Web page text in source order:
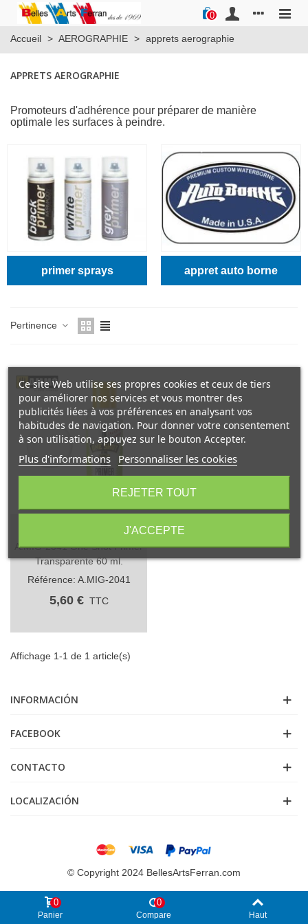
0
Accueil > AEROGRAPHIE > apprets aerographie
APPRETS AEROGRAPHIE
Promoteurs d'adhérence pour préparer de manière
optimale les surfaces à peindre.
primer sprays appret auto borne
Pertinence
Rupture de stockSold out
A.MIG-2041 One Shot Primer
Transparente 60 ml.
Référence: A.MIG-2041
5,60 € TTC
Affichage 1-1 de 1 article(s)
INFORMACIÓN
FACEBOOK
CONTACTO
LOCALIZACIÓN
Ce site Web utilise ses propres cookies et ceux de tiers
pour améliorer nos services et vous montrer des
publicités liées à vos préférences en analysant vos
habitudes de navigation. Pour donner votre consentement
à son utilisation, appuyez sur le bouton Accepter.
Plus d'informations Personnaliser les cookies
REJETER TOUT
J'ACCEPTE
© Copyright 2024 BellesArtsFerran.com
Panier
0
Compare
0
Haut